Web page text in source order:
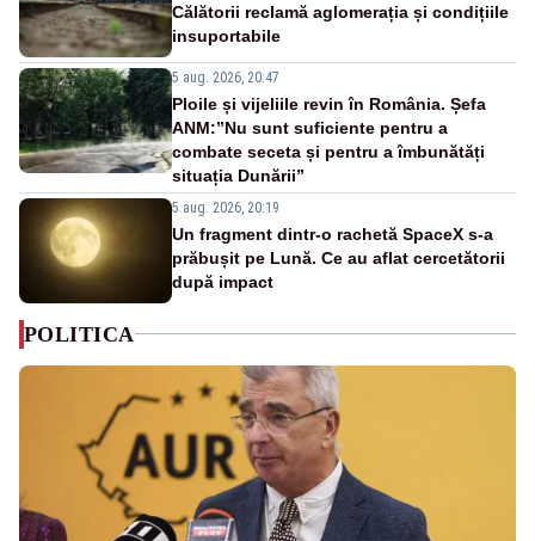
Călătorii reclamă aglomerația și condițiile
insuportabile
5 aug. 2026, 20:47
Ploile și vijeliile revin în România. Șefa
ANM:”Nu sunt suficiente pentru a
combate seceta și pentru a îmbunătăți
situația Dunării”
5 aug. 2026, 20:19
Un fragment dintr-o rachetă SpaceX s-a
prăbușit pe Lună. Ce au aflat cercetătorii
după impact
POLITICA